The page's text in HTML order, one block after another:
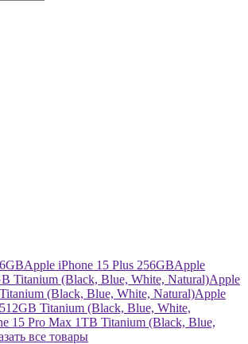
Apple iPhone 15 Plus 256GBApple
Titanium (Black, Blue, White, Natural)Apple
(Black, Blue, White, Natural)Apple
Titanium (Black, Blue, White,
15 Pro Max 1TB Titanium (Black, Blue,
все товары